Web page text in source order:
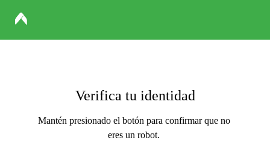
Verifica tu identidad
Mantén presionado el botón para confirmar que no
eres un robot.